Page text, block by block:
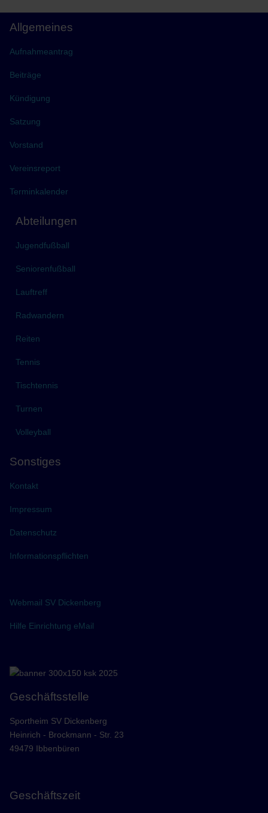
Allgemeines
Aufnahmeantrag
Beiträge
Kündigung
Satzung
Vorstand
Vereinsreport
Terminkalender
Abteilungen
Jugendfußball
Seniorenfußball
Lauftreff
Radwandern
Reiten
Tennis
Tischtennis
Turnen
Volleyball
Sonstiges
Kontakt
Impressum
Datenschutz
Informationspflichten
Webmail SV Dickenberg
Hilfe Einrichtung eMail
Geschäftsstelle
Sportheim SV Dickenberg
Heinrich - Brockmann - Str. 23
49479 Ibbenbüren
Geschäftszeit